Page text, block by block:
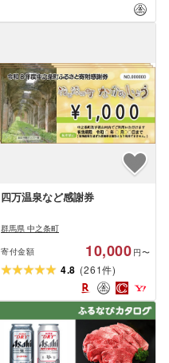
四万温泉など感謝券
群馬県 中之条町
寄付金額 10,000 円〜
4.8 (261件)